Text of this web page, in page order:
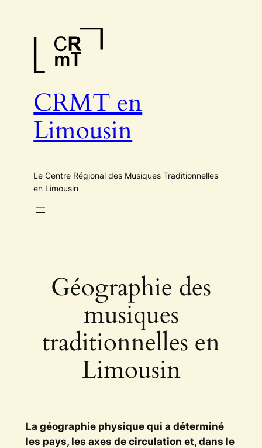
CRMT en
Limousin
Le Centre Régional des Musiques Traditionnelles
en Limousin
Géographie des
musiques
traditionnelles en
Limousin
La géographie physique qui a déterminé
les pays, les axes de circulation et, dans le